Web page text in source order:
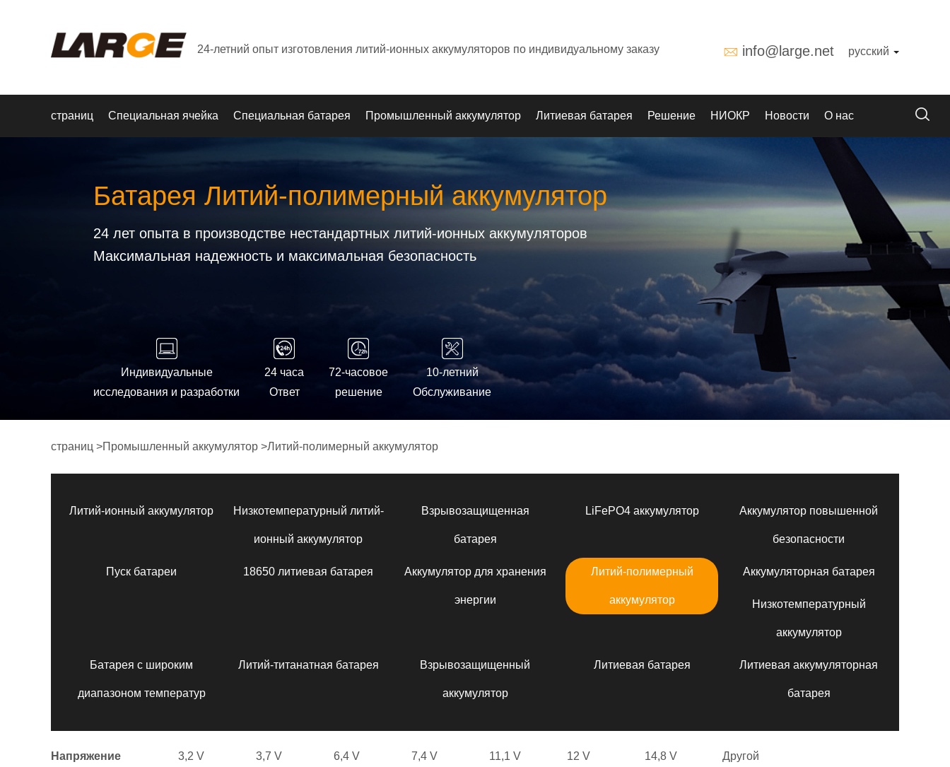
24-летний опыт изготовления литий-ионных аккумуляторов по индивидуальному заказу info@large.net русский
страниц Специальная ячейка Специальная батарея Промышленный аккумулятор Литиевая батарея Решение НИОКР Новости О нас
Батарея Литий-полимерный аккумулятор
24 лет опыта в производстве нестандартных литий-ионных аккумуляторов
Максимальная надежность и максимальная безопасность
Индивидуальные
исследования и разработки
24 часа
Ответ
72-часовое
решение
10-летний
Обслуживание
страниц >Промышленный аккумулятор >Литий-полимерный аккумулятор
Литий-ионный аккумулятор Низкотемпературный литий-
ионный аккумулятор
Взрывозащищенная
батарея
LiFePO4 аккумулятор Аккумулятор повышенной
безопасности
Пуск батареи 18650 литиевая батарея Аккумулятор для хранения
энергии
Литий-полимерный
аккумулятор
Аккумуляторная батарея
Низкотемпературный
аккумулятор
Батарея с широким
диапазоном температур
Литий-титанатная батарея Взрывозащищенный
аккумулятор
Литиевая батарея Литиевая аккумуляторная
батарея
Напряжение 3,2 V 3,7 V 6,4 V 7,4 V 11,1 V 12 V 14,8 V Другой